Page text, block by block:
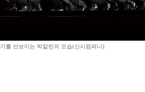
를 선보이는 박칼린의 모습(신시컴퍼니)